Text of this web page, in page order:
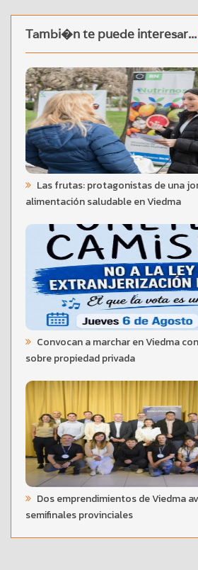
Tambi�n te puede interesar...
Las frutas: protagonistas de una
alimentación saludable en Viedma
Convocan a marchar en Viedma
sobre propiedad privada
Dos emprendimientos de Viedma
semifinales provinciales